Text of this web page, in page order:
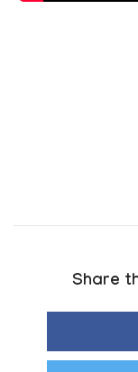
Share